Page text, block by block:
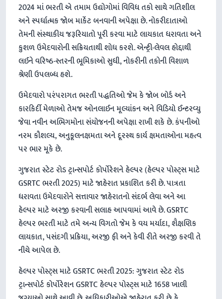
2024 માં ભરતી એ તમામ ઉદ્યોગોમાં વિવિધ તકો સાથે ગતિશીલ
અને સ્પર્ધાત્મક જોબ માર્કેટ બનવાની અપેક્ષા છે. નોકરીદાતાઓ
તેમની સંસ્થાકીય જરૂરિયાતો પૂરી કરવા માટે લાયકાત ધરાવતા અને
કુશળ ઉમેદવારોની સક્રિયતાથી શોધ કરશે. એન્ટ્રી-લેવલ હોદ્દાથી
લઈને વરિષ્ઠ-સ્તરની ભૂમિકાઓ સુધી, નોકરીની તકોની વિશાળ
શ્રેણી ઉપલબ્ધ હશે.
ઉમેદવારો પરંપરાગત ભરતી પદ્ધતિઓ જેમ કે જોબ બોર્ડ અને
કારકિર્દી મેળાઓ તેમજ ઓનલાઈન મૂલ્યાંકન અને વિડિયો ઈન્ટરવ્યુ
જેવા નવીન અભિગમોના સંયોજનની અપેક્ષા રાખી શકે છે. કંપનીઓ
નરમ કૌશલ્ય, અનુકૂલનક્ષમતા અને દૂરસ્થ કાર્ય ક્ષમતાઓના મહત્વ
પર ભાર મૂકે છે.
ગુજરાત સ્ટેટ રોડ ટ્રાન્સપોર્ટ કોર્પોરેશને હેલ્પર (હેલ્પર પોસ્ટ્સ માટે
GSRTC ભરતી 2025) માટે જાહેરાત પ્રકાશિત કરી છે. પાત્રતા
ધરાવતા ઉમેદવારોને સત્તાવાર જાહેરાતનો સંદર્ભ લેવા અને આ
હેલ્પર માટે અરજી કરવાની સલાહ આપવામાં આવે છે. GSRTC
હેલ્પર ભરતી માટે તમે અન્ય વિગતો જેમ કે વય મર્યાદા, શૈક્ષણિક
લાયકાત, પસંદગી પ્રક્રિયા, અરજી ફી અને કેવી રીતે અરજી કરવી તે
નીચે આપેલ છે.
હેલ્પર પોસ્ટ્સ માટે GSRTC ભરતી 2025: ગુજરાત સ્ટેટ રોડ
ટ્રાન્સપોર્ટ કોર્પોરેશન GSRTC હેલ્પર પોસ્ટ્સ માટે 1658 ખાલી